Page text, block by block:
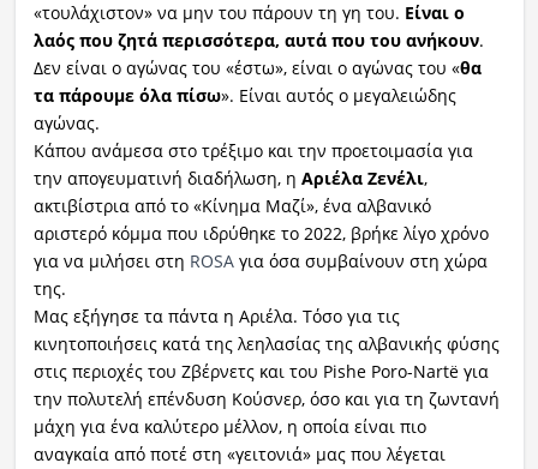
«τουλάχιστον» να μην του πάρουν τη γη του. Είναι ο
λαός που ζητά περισσότερα, αυτά που του ανήκουν.
Δεν είναι ο αγώνας του «έστω», είναι ο αγώνας του «θα
τα πάρουμε όλα πίσω». Είναι αυτός ο μεγαλειώδης
αγώνας.
Κάπου ανάμεσα στο τρέξιμο και την προετοιμασία για
την απογευματινή διαδήλωση, η Αριέλα Ζενέλι,
ακτιβίστρια από το «Κίνημα Μαζί», ένα αλβανικό
αριστερό κόμμα που ιδρύθηκε το 2022, βρήκε λίγο χρόνο
για να μιλήσει στη ROSA για όσα συμβαίνουν στη χώρα
της.
Μας εξήγησε τα πάντα η Αριέλα. Τόσο για τις
κινητοποιήσεις κατά της λεηλασίας της αλβανικής φύσης
στις περιοχές του Ζβέρνετς και του Pishe Poro-Nartë για
την πολυτελή επένδυση Κούσνερ, όσο και για τη ζωντανή
μάχη για ένα καλύτερο μέλλον, η οποία είναι πιο
αναγκαία από ποτέ στη «γειτονιά» μας που λέγεται